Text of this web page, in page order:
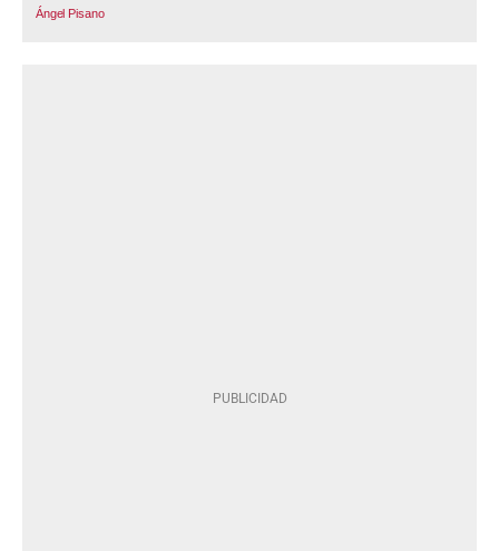
Ángel Pisano